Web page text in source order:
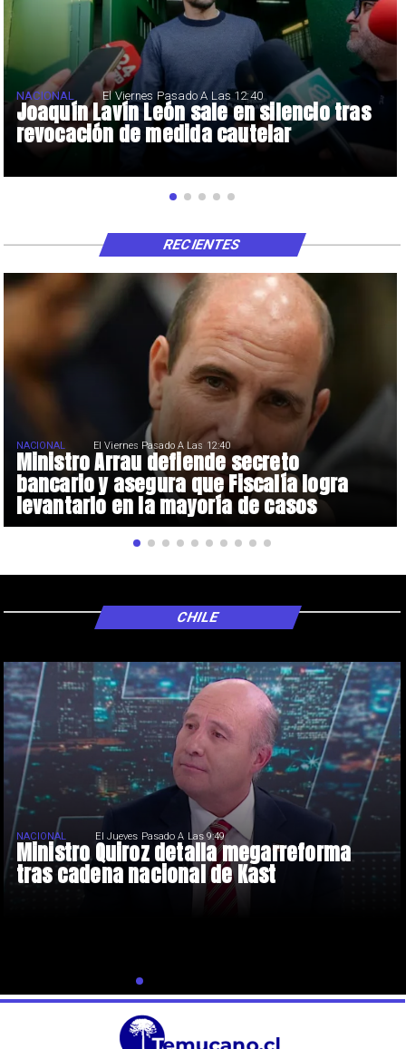
Joaquín Lavín León sale en silencio tras
revocación de medida cautelar
NACIONAL El Viernes Pasado A Las 12:40
Ministro Arrau defiende secreto
bancario y asegura que Fiscalía logra
levantarlo en la mayoría de casos
NACIONAL El Viernes Pasado A Las 12:40
RECIENTES
Ministro Quiroz detalla megarreforma
tras cadena nacional de Kast
NACIONAL El Jueves Pasado A Las 9:49
CHILE